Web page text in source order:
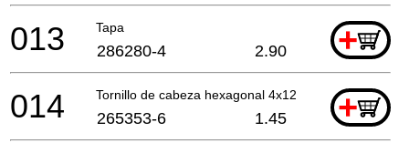
Tapa +
013 286280-4 2.90
Tornillo de cabeza hexagonal 4x12 +
014 265353-6 1.45